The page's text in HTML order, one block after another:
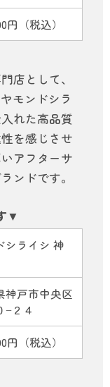
円（税込）
店として、
モンドシラ
れた高品質
を感じさせ
アフターサ
ンドです。
シライシ 神
神戸市中央区
−２４
円（税込）